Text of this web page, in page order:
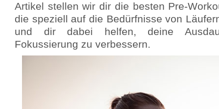
Artikel stellen wir dir die besten Pre-
die speziell auf die Bedürfnisse von
und dir dabei helfen, deine
Fokussierung zu verbessern.